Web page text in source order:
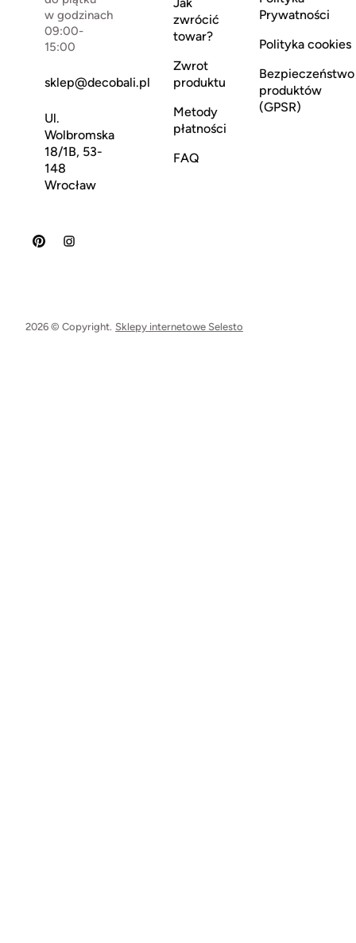
w godzinach
09:00-
15:00
sklep@decobali.pl
Ul.
Wolbromska
18/1B, 53-
148
Wrocław
Jak
zwrócić
towar?
Zwrot
produktu
Metody
płatności
FAQ
Prywatności
Polityka cookies
Bezpieczeństwo
produktów
(GPSR)
2026 © Copyright. Sklepy internetowe Selesto